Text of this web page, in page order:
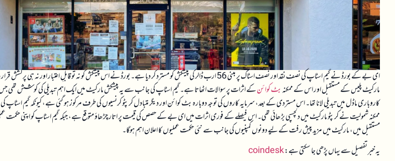
ای بے کے بورڈ نے گیم اسٹاپ کی نصف نقد اور نصف اسٹاک پر مبنی 56 ارب ڈالر کی پیشکش کو مسترد کر دیا ہے۔ بورڈ نے اس پیشکش کو نہ تو قابلِ اعتبار
مارکیٹ پلیس کے مستقبل اور اس کے ممکنہبٹ کوائنکے اثرات پر سوالات اٹھاتا ہے۔ گیم اسٹاپ کی جانب سے یہ پیشکش مارکیٹ میں ایک اہم تبدیلی کی کوشش
کاروباری ماڈل میں تبدیلی لانا تھا۔ اس مستردی کے بعد، سرمایہ کاروں کی توجہ دوبارہ بٹ کوائن اور دیگر متبادل کرپٹو کرنسیوں کی طرف مرکوز ہو گئی ہے، کیونکہ گیم
ممکنہ شمولیت نے کرپٹو مارکیٹ میں دلچسپی بڑھائی تھی۔ اس فیصلے کے فوری اثرات میں ای بے کے حصص کی قیمت پر اتار چڑھاؤ متوقع ہے، جبکہ گیم اسٹاپ کو اپنی حکمت
مستقبل میں، مارکیٹ میں مزید پیش رفت کے لیے دونوں کمپنیوں کی جانب سے نئی حکمت عملیوں کا اعلان اہم ہوگا۔
یہ خبر تفصیل سے یہاں پڑھی جا سکتی ہے:coindesk